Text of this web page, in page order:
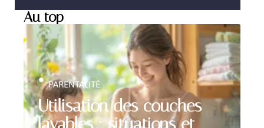
Au top
Utilisation des couches
PARENTALITÉ